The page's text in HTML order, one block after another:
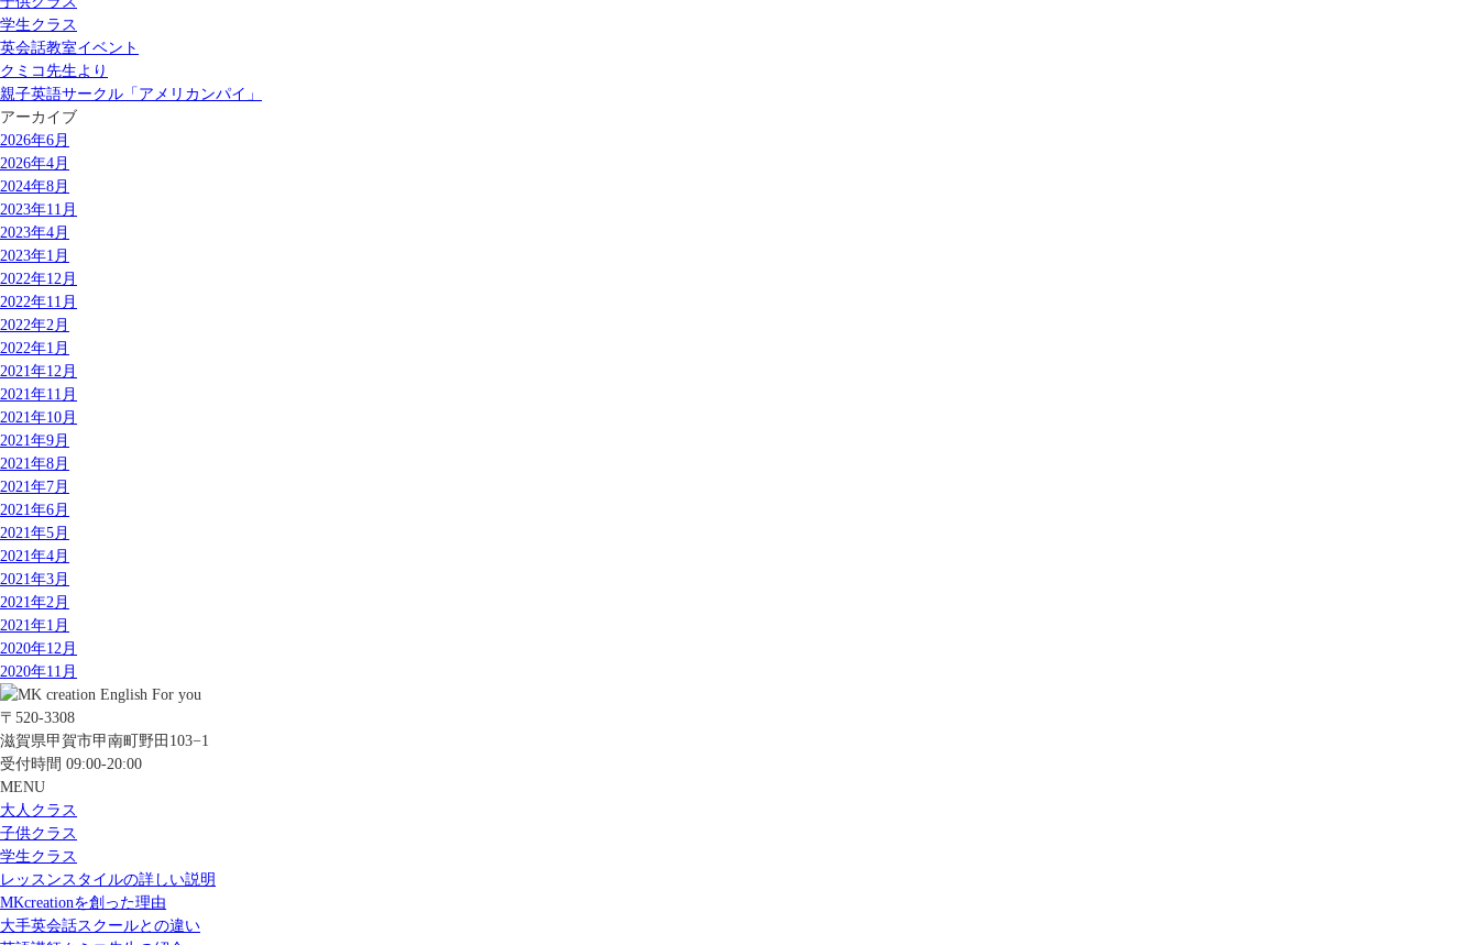
学生クラス
英会話教室イベント
クミコ先生より
親子英語サークル「アメリカンパイ」
アーカイブ
2026年6月
2026年4月
2024年8月
2023年11月
2023年4月
2023年1月
2022年12月
2022年11月
2022年2月
2022年1月
2021年12月
2021年11月
2021年10月
2021年9月
2021年8月
2021年7月
2021年6月
2021年5月
2021年4月
2021年3月
2021年2月
2021年1月
2020年12月
2020年11月
〒520-3308
滋賀県甲賀市甲南町野田103−1
受付時間 09:00-20:00
MENU
大人クラス
子供クラス
学生クラス
レッスンスタイルの詳しい説明
MKcreationを創った理由
大手英会話スクールとの違い